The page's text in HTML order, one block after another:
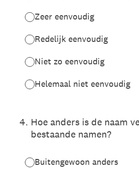
Zeer eenvoudig
Redelijk eenvoudig
Niet zo eenvoudig
Helemaal niet eenvoudig
4. Hoe anders is de naam
bestaande namen?
Buitengewoon anders